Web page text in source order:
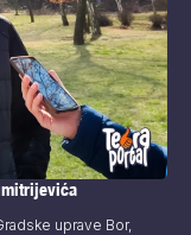
uprave Bor,